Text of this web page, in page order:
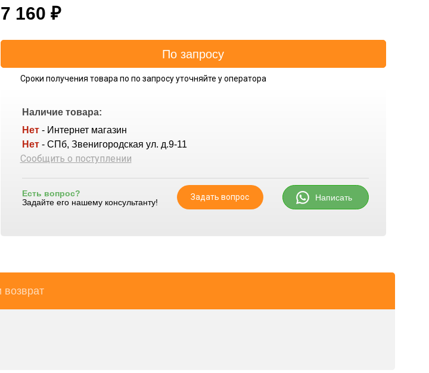
7 160 ₽
Сроки получения товара по по запросу уточняйте у оператора
Наличие товара:
Нет - Интернет магазин
Нет - СПб, Звенигородская ул. д.9-11
Сообщить о поступлении
Есть вопрос?
Задайте его нашему консультанту!
Задать вопрос Написать
возврат